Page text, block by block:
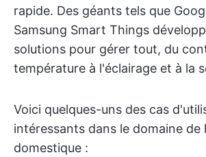
rapide. Des géants tels que
Samsung Smart Things
solutions pour gérer tout, du
température à l'éclairage et à la
Voici quelques-uns des cas
intéressants dans le domaine de
domestique :